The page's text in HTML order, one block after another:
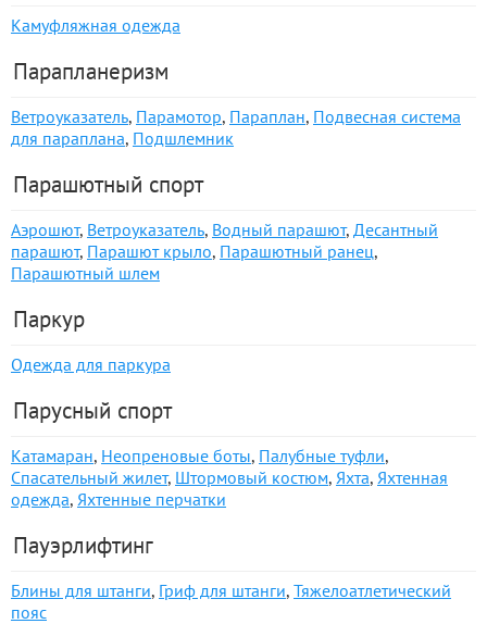
Камуфляжная одежда
Парапланеризм
Ветроуказатель, Парамотор, Параплан, Подвесная система
для параплана, Подшлемник
Парашютный спорт
Аэрошют, Ветроуказатель, Водный парашют, Десантный
парашют, Парашют крыло, Парашютный ранец,
Парашютный шлем
Паркур
Одежда для паркура
Парусный спорт
Катамаран, Неопреновые боты, Палубные туфли,
Спасательный жилет, Штормовый костюм, Яхта, Яхтенная
одежда, Яхтенные перчатки
Пауэрлифтинг
Блины для штанги, Гриф для штанги, Тяжелоатлетический
пояс